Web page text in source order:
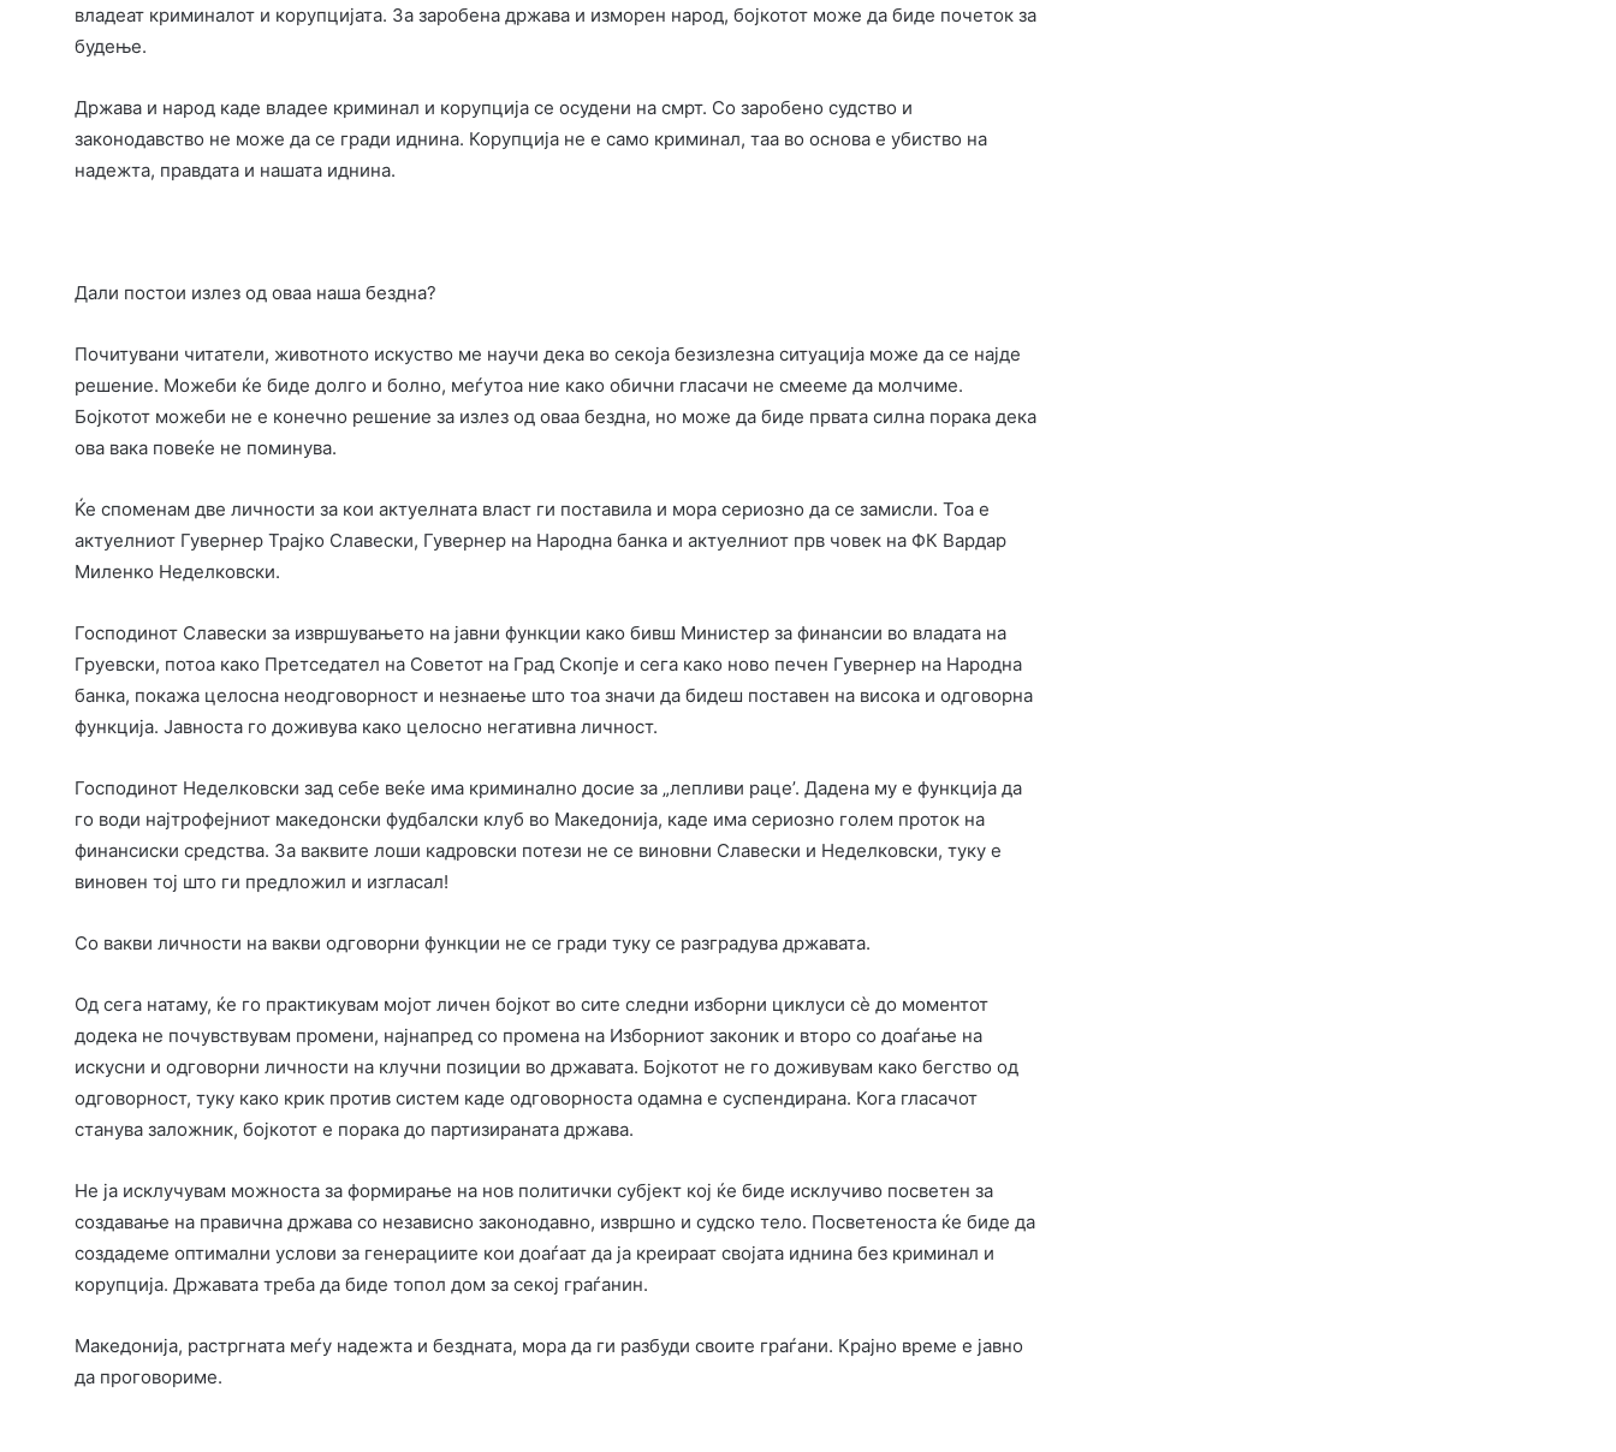
владеат криминалот и корупцијата. За заробена држава и изморен народ, бојкотот може да биде почеток за
будење.
Држава и народ каде владее криминал и корупција се осудени на смрт. Со заробено судство и
законодавство не може да се гради иднина. Корупција не е само криминал, таа во основа е убиство на
надежта, правдата и нашата иднина.
Дали постои излез од оваа наша бездна?
Почитувани читатели, животното искуство ме научи дека во секоја безизлезна ситуација може да се најде
решение. Можеби ќе биде долго и болно, меѓутоа ние како обични гласачи не смееме да молчиме.
Бојкотот можеби не е конечно решение за излез од оваа бездна, но може да биде првата силна порака дека
ова вака повеќе не поминува.
Ќе споменам две личности за кои актуелната власт ги поставила и мора сериозно да се замисли. Тоа е
актуелниот Гувернер Трајко Славески, Гувернер на Народна банка и актуелниот прв човек на ФК Вардар
Миленко Неделковски.
Господинот Славески за извршувањето на јавни функции како бивш Министер за финансии во владата на
Груевски, потоа како Претседател на Советот на Град Скопје и сега како ново печен Гувернер на Народна
банка, покажа целосна неодговорност и незнаење што тоа значи да бидеш поставен на висока и одговорна
функција. Јавноста го доживува како целосно негативна личност.
Господинот Неделковски зад себе веќе има криминално досие за „лепливи раце’. Дадена му е функција да
го води најтрофејниот македонски фудбалски клуб во Македонија, каде има сериозно голем проток на
финансиски средства. За ваквите лоши кадровски потези не се виновни Славески и Неделковски, туку е
виновен тој што ги предложил и изгласал!
Со вакви личности на вакви одговорни функции не се гради туку се разградува државата.
Од сега натаму, ќе го практикувам мојот личен бојкот во сите следни изборни циклуси сѐ до моментот
додека не почувствувам промени, најнапред со промена на Изборниот законик и второ со доаѓање на
искусни и одговорни личности на клучни позиции во државата. Бојкотот не го доживувам како бегство од
одговорност, туку како крик против систем каде одговорноста одамна е суспендирана. Кога гласачот
станува заложник, бојкотот е порака до партизираната држава.
Не ја исклучувам можноста за формирање на нов политички субјект кој ќе биде исклучиво посветен за
создавање на правична држава со независно законодавно, извршно и судско тело. Посветеноста ќе биде да
создадеме оптимални услови за генерациите кои доаѓаат да ја креираат својата иднина без криминал и
корупција. Државата треба да биде топол дом за секој граѓанин.
Македонија, растргната меѓу надежта и бездната, мора да ги разбуди своите граѓани. Крајно време е јавно
да проговориме.